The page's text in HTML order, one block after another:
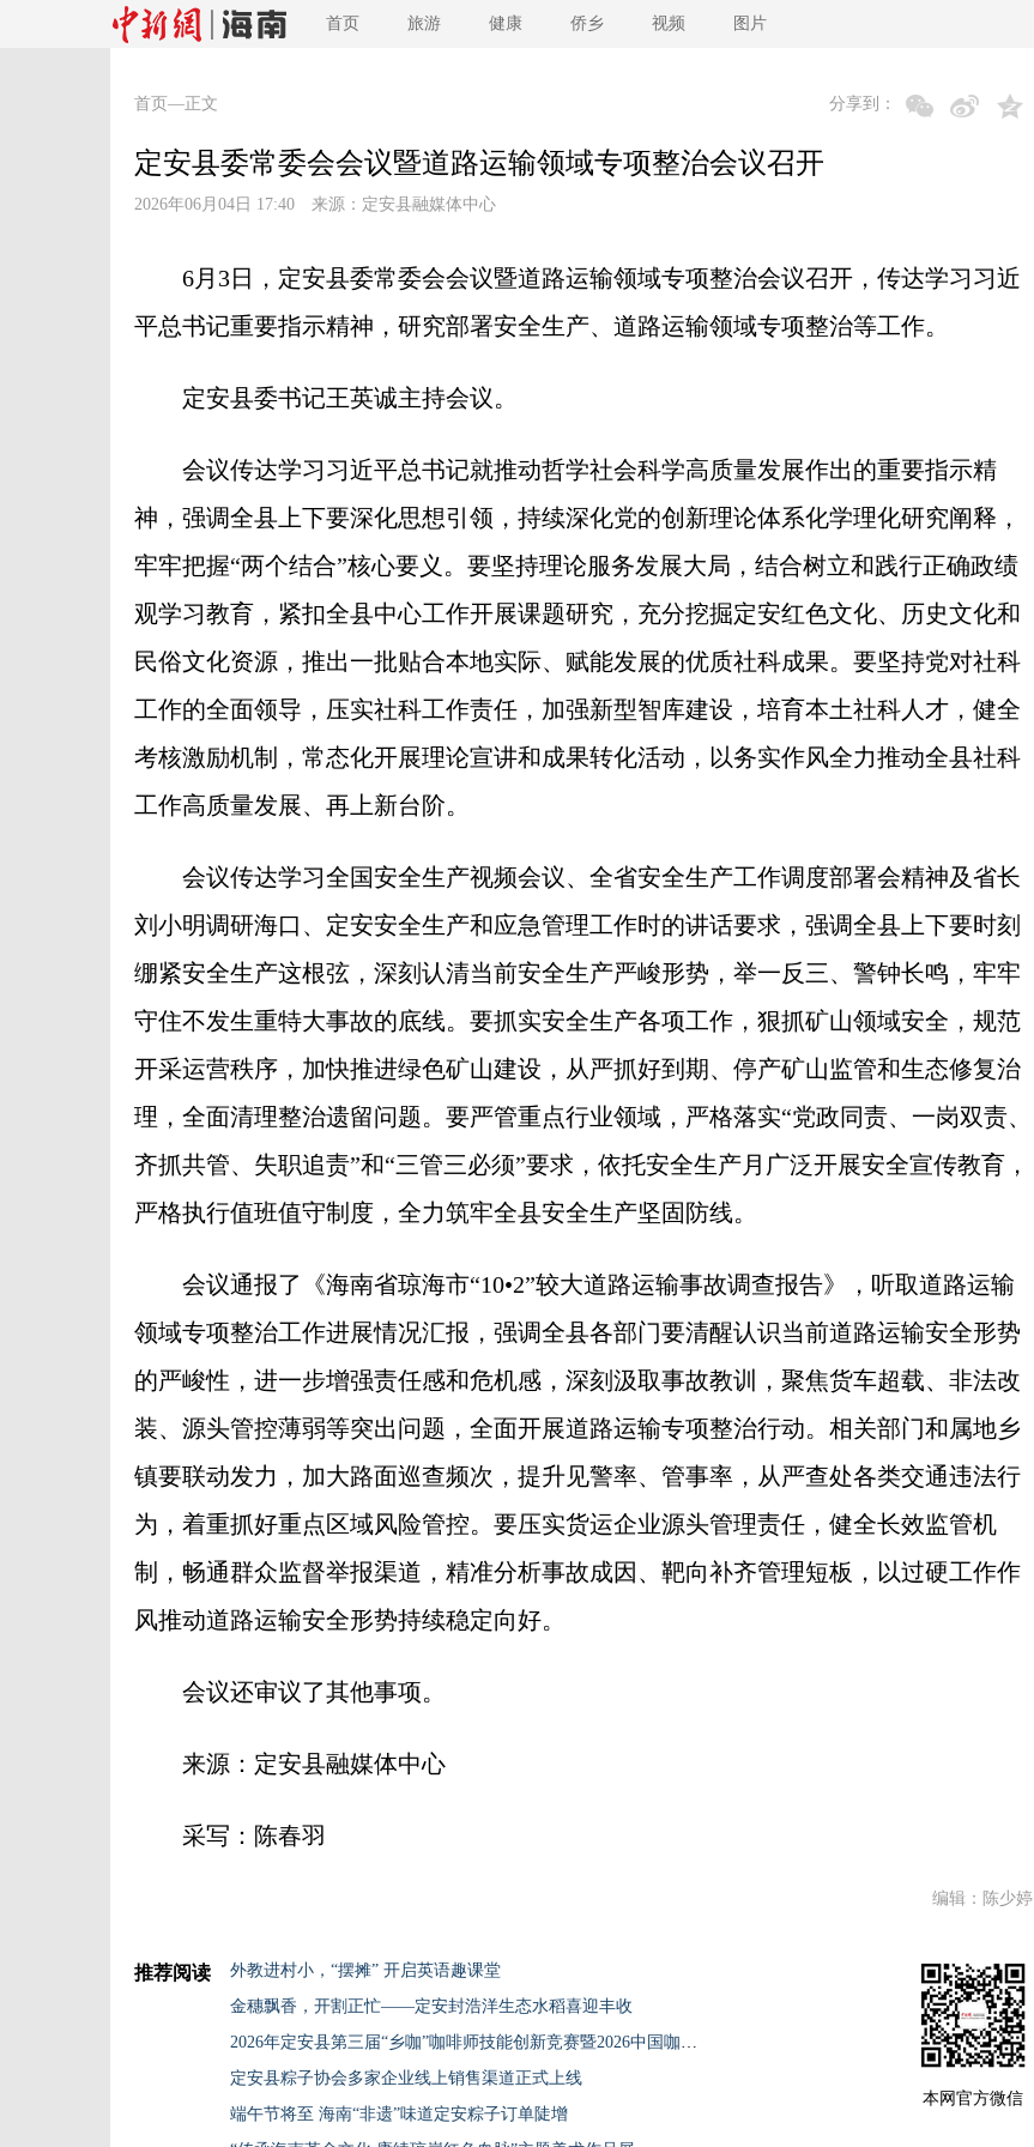
首页 旅游 健康 侨乡 视频 图片
首页 —正文 分享到：
定安县委常委会会议暨道路运输领域专项整治会议召开
2026年06月04日 17:40 来源： 定安县融媒体中心
6月3日，定安县委常委会会议暨道路运输领域专项整治会议召开，传达学习习近
平总书记重要指示精神，研究部署安全生产、道路运输领域专项整治等工作。
定安县委书记王英诚主持会议。
会议传达学习习近平总书记就推动哲学社会科学高质量发展作出的重要指示精
神，强调全县上下要深化思想引领，持续深化党的创新理论体系化学理化研究阐释，
牢牢把握“两个结合”核心要义。要坚持理论服务发展大局，结合树立和践行正确政绩
观学习教育，紧扣全县中心工作开展课题研究，充分挖掘定安红色文化、历史文化和
民俗文化资源，推出一批贴合本地实际、赋能发展的优质社科成果。要坚持党对社科
工作的全面领导，压实社科工作责任，加强新型智库建设，培育本土社科人才，健全
考核激励机制，常态化开展理论宣讲和成果转化活动，以务实作风全力推动全县社科
工作高质量发展、再上新台阶。
会议传达学习全国安全生产视频会议、全省安全生产工作调度部署会精神及省长
刘小明调研海口、定安安全生产和应急管理工作时的讲话要求，强调全县上下要时刻
绷紧安全生产这根弦，深刻认清当前安全生产严峻形势，举一反三、警钟长鸣，牢牢
守住不发生重特大事故的底线。要抓实安全生产各项工作，狠抓矿山领域安全，规范
开采运营秩序，加快推进绿色矿山建设，从严抓好到期、停产矿山监管和生态修复治
理，全面清理整治遗留问题。要严管重点行业领域，严格落实“党政同责、一岗双责、
齐抓共管、失职追责”和“三管三必须”要求，依托安全生产月广泛开展安全宣传教育，
严格执行值班值守制度，全力筑牢全县安全生产坚固防线。
会议通报了《海南省琼海市“10•2”较大道路运输事故调查报告》，听取道路运输
领域专项整治工作进展情况汇报，强调全县各部门要清醒认识当前道路运输安全形势
的严峻性，进一步增强责任感和危机感，深刻汲取事故教训，聚焦货车超载、非法改
装、源头管控薄弱等突出问题，全面开展道路运输专项整治行动。相关部门和属地乡
镇要联动发力，加大路面巡查频次，提升见警率、管事率，从严查处各类交通违法行
为，着重抓好重点区域风险管控。要压实货运企业源头管理责任，健全长效监管机
制，畅通群众监督举报渠道，精准分析事故成因、靶向补齐管理短板，以过硬工作作
风推动道路运输安全形势持续稳定向好。
会议还审议了其他事项。
来源：定安县融媒体中心
采写：陈春羽
编辑：陈少婷
推荐阅读
外教进村小，“摆摊” 开启英语趣课堂
金穗飘香，开割正忙——定安封浩洋生态水稻喜迎丰收
2026年定安县第三届“乡咖”咖啡师技能创新竞赛暨2026中国咖啡冲煮大赛——海南定安赛区
定安县粽子协会多家企业线上销售渠道正式上线
端午节将至 海南“非遗”味道定安粽子订单陡增
本网官方微信